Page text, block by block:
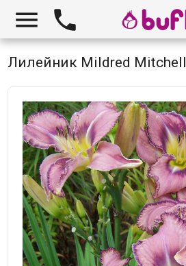
 
Лилейник Mildred Mitchell